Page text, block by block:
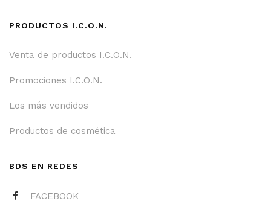
PRODUCTOS I.C.O.N.
Venta de productos I.C.O.N.
Promociones I.C.O.N.
Los más vendidos
Productos de cosmética
BDS EN REDES
FACEBOOK